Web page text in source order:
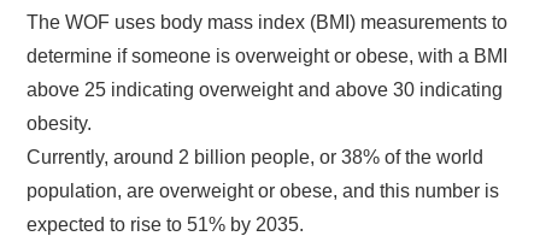
The WOF uses body mass index (BMI) measurements to
determine if someone is overweight or obese, with a BMI
above 25 indicating overweight and above 30 indicating
obesity.
Currently, around 2 billion people, or 38% of the world
population, are overweight or obese, and this number is
expected to rise to 51% by 2035.